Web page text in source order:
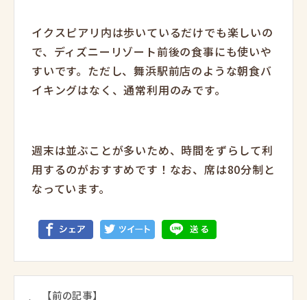
イクスピアリ内は歩いているだけでも楽しいの
で、ディズニーリゾート前後の食事にも使いや
すいです。ただし、舞浜駅前店のような朝食バ
イキングはなく、通常利用のみです。
週末は並ぶことが多いため、時間をずらして利
用するのがおすすめです！なお、席は80分制と
なっています。
【前の記事】